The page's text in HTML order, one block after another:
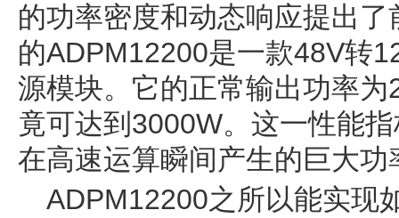
的功率密度和动态响应提出
的ADPM12200是一款48V转
源模块。它的正常输出功率
竟可达到3000W。这一性能
在高速运算瞬间产生的巨大功
ADPM12200之所以能实现